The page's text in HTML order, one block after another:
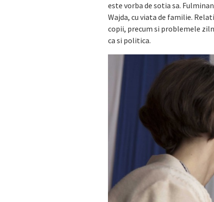
este vorba de sotia sa.
Wajda, cu viata de familie.
copii, precum si problemele
ca si politica.